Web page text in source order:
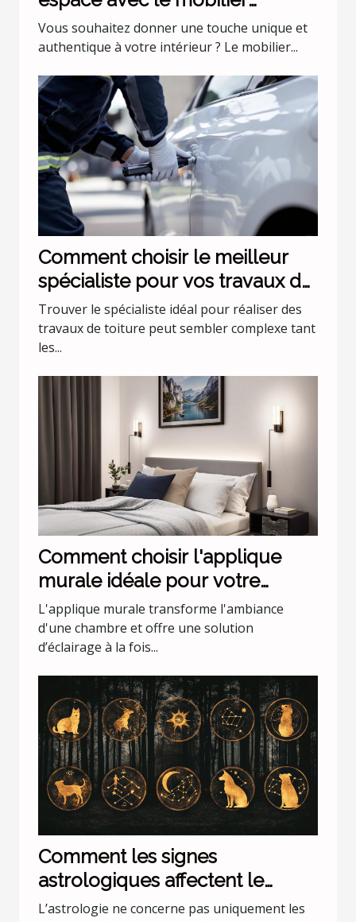
industriel ?
Vous souhaitez donner une touche unique et
authentique à votre intérieur ? Le mobilier...
Comment choisir le meilleur
spécialiste pour vos travaux de
toiture ?
Trouver le spécialiste idéal pour réaliser des
travaux de toiture peut sembler complexe tant
les...
Comment choisir l'applique
murale idéale pour votre
chambre
L'applique murale transforme l'ambiance
d'une chambre et offre une solution
d’éclairage à la fois...
Comment les signes
astrologiques affectent le
comportement de nos animaux
L’astrologie ne concerne pas uniquement les